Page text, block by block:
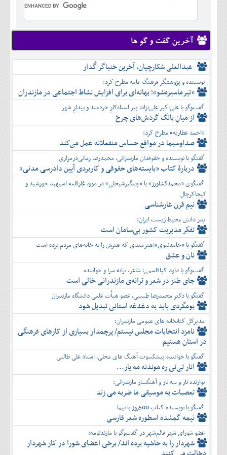
دی
بهمن
اسفند
آبان
آذر
دی
بهمن
اسفند
شهريور
مهر
آبان
آذر
دی
بهمن
اسفند
تير
مرداد
شهريور
مهر
آبان
آذر
دی
بهمن
اسفند
آخرین گفت و گو ها
عبدالعلی شکارچیان، آخرین خنیاگر گُدار
نویسنده و پژوهشگر فرهنگ عامه مطرح کرد:
«تیرماسیزه‌شو»؛ بهانه‌ای برای افزایش نشاط اجتماعی در مازندران
گفت‌وگو با علی‌اکبر علی‌نژاد؛ پیر استادکارِ خردمند و بیدارِ شهر
از میانِ بانگ گردش‌های چرخ
«احمد عطاریه» مطرح کرد:
صداوسیما در مواقع حساس منفعلانه عمل می‌کند
گفتگو با نویسنده و حقوقدان مازندرانی، محمدرضا زمانی‌درمزاری
دربارۀ کتاب ”بایسته‌های حقوقی و کاربردی آیین دادرسی مدنی»
گفتگوی «محمدکشاورز» با «چنگیزشیخلی» در مورد غارقلعه اسپهبد خورشید و
کیجاکرچال
نیم قرن غارشناسی
پدر دانش محیط زیست ایران:
تفكر مديريت کشور بی‌سامان است
گفتگو با «حامدنبوی»؛هنرمندی که هنرش را به خانه‌های مردم برده است
نان و عشق
گفت‌وگو با داود کیاقاسمی؛ شاعر، ترانه سرا و خواننده
جای طنز در شعر و ترانه‌ی مازندرانی خالی است
گفتگو با دکتر محمدرضا طبیبی، عضو هیأت علمی دانشگاه مازندران
بومگردی باید به دغدغه استانی تبدیل شود
مدیرکل کتابخانه های عمومی مازندران:
نامزد انتخابات مجلس نیستم/ پرچمدار بسیاری از کارهای فرهنگی
در استان هستیم
گفتگو با خواننده پیشکسوت آهنگ های محلی، استاد علی طالبی
انار تی‌تی ره موندنه مه یار...
نوازنده تار و سه تار و آهنگساز مازندرانی:
تعصبات به موسیقی ما ضربه می زند
گفتگو با نویسنده کتاب 500روز با نیما
نیمه گمشده اسطوره شعر فارسی
عضو شورای شهر قائم‌شهر در گفت‌و‌گو با مازندنومه:
شهردار را به حاشیه برده اند/ برخی اعضای شورا در کار شهردار